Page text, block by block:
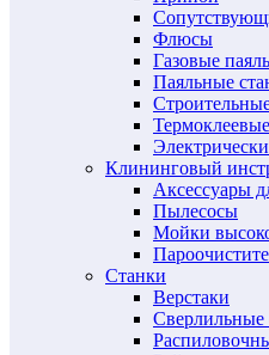
Флюсы
Газовые
Паяльные
Клининговый
Аксессуары
Пылесосы
Мойки
Станки
Верстаки
Сверлильные